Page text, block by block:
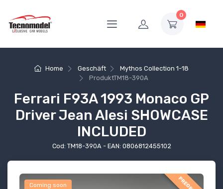
0
Home Geschäft
Mythos Collection 1-18
ProduktTM18-390A
Ferrari F93A 1993 Monaco GP
Driver Jean Alesi SHOWCASE
INCLUDED
Cod: TM18-390A - EAN: 0806812455102
Coming soon